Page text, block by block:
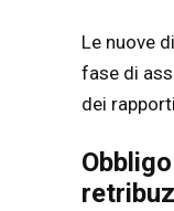
Le nuove
fase di
dei